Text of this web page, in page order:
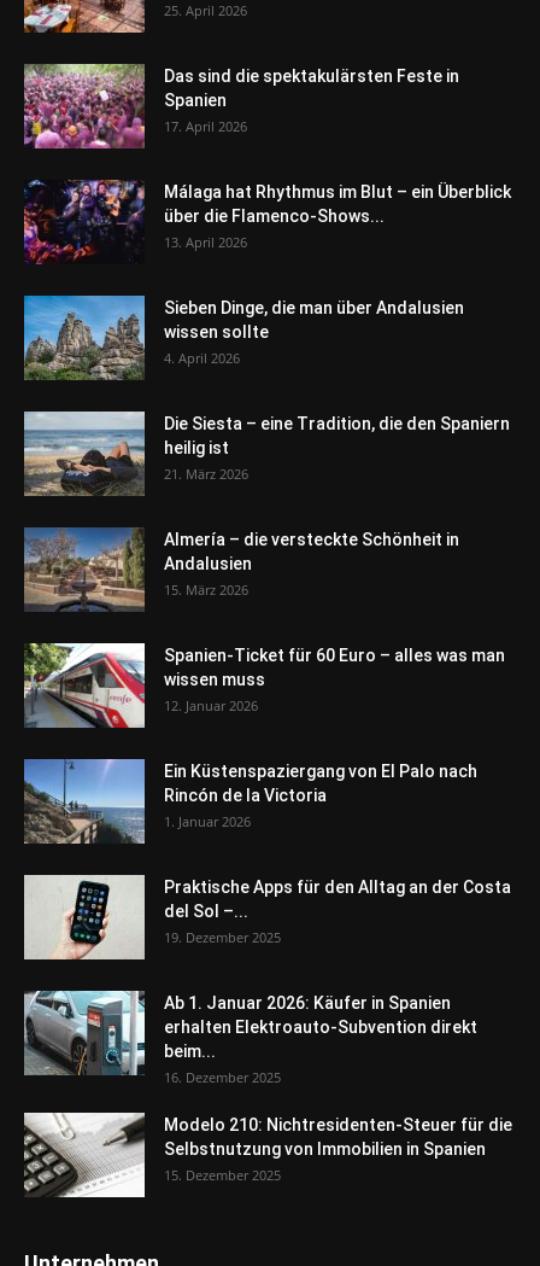
25. April 2026
Das sind die spektakulärsten Feste in
Spanien
17. April 2026
Málaga hat Rhythmus im Blut – ein Überblick
über die Flamenco-Shows...
13. April 2026
Sieben Dinge, die man über Andalusien
wissen sollte
4. April 2026
Die Siesta – eine Tradition, die den Spaniern
heilig ist
21. März 2026
Almería – die versteckte Schönheit in
Andalusien
15. März 2026
Spanien-Ticket für 60 Euro – alles was man
wissen muss
12. Januar 2026
Ein Küstenspaziergang von El Palo nach
Rincón de la Victoria
1. Januar 2026
Praktische Apps für den Alltag an der Costa
del Sol –...
19. Dezember 2025
Ab 1. Januar 2026: Käufer in Spanien
erhalten Elektroauto-Subvention direkt
beim...
16. Dezember 2025
Modelo 210: Nichtresidenten-Steuer für die
Selbstnutzung von Immobilien in Spanien
15. Dezember 2025